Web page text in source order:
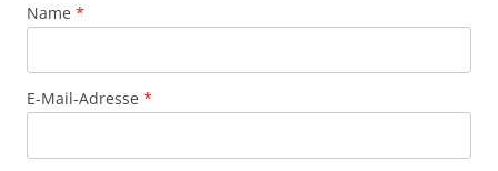
Name *
E-Mail-Adresse *